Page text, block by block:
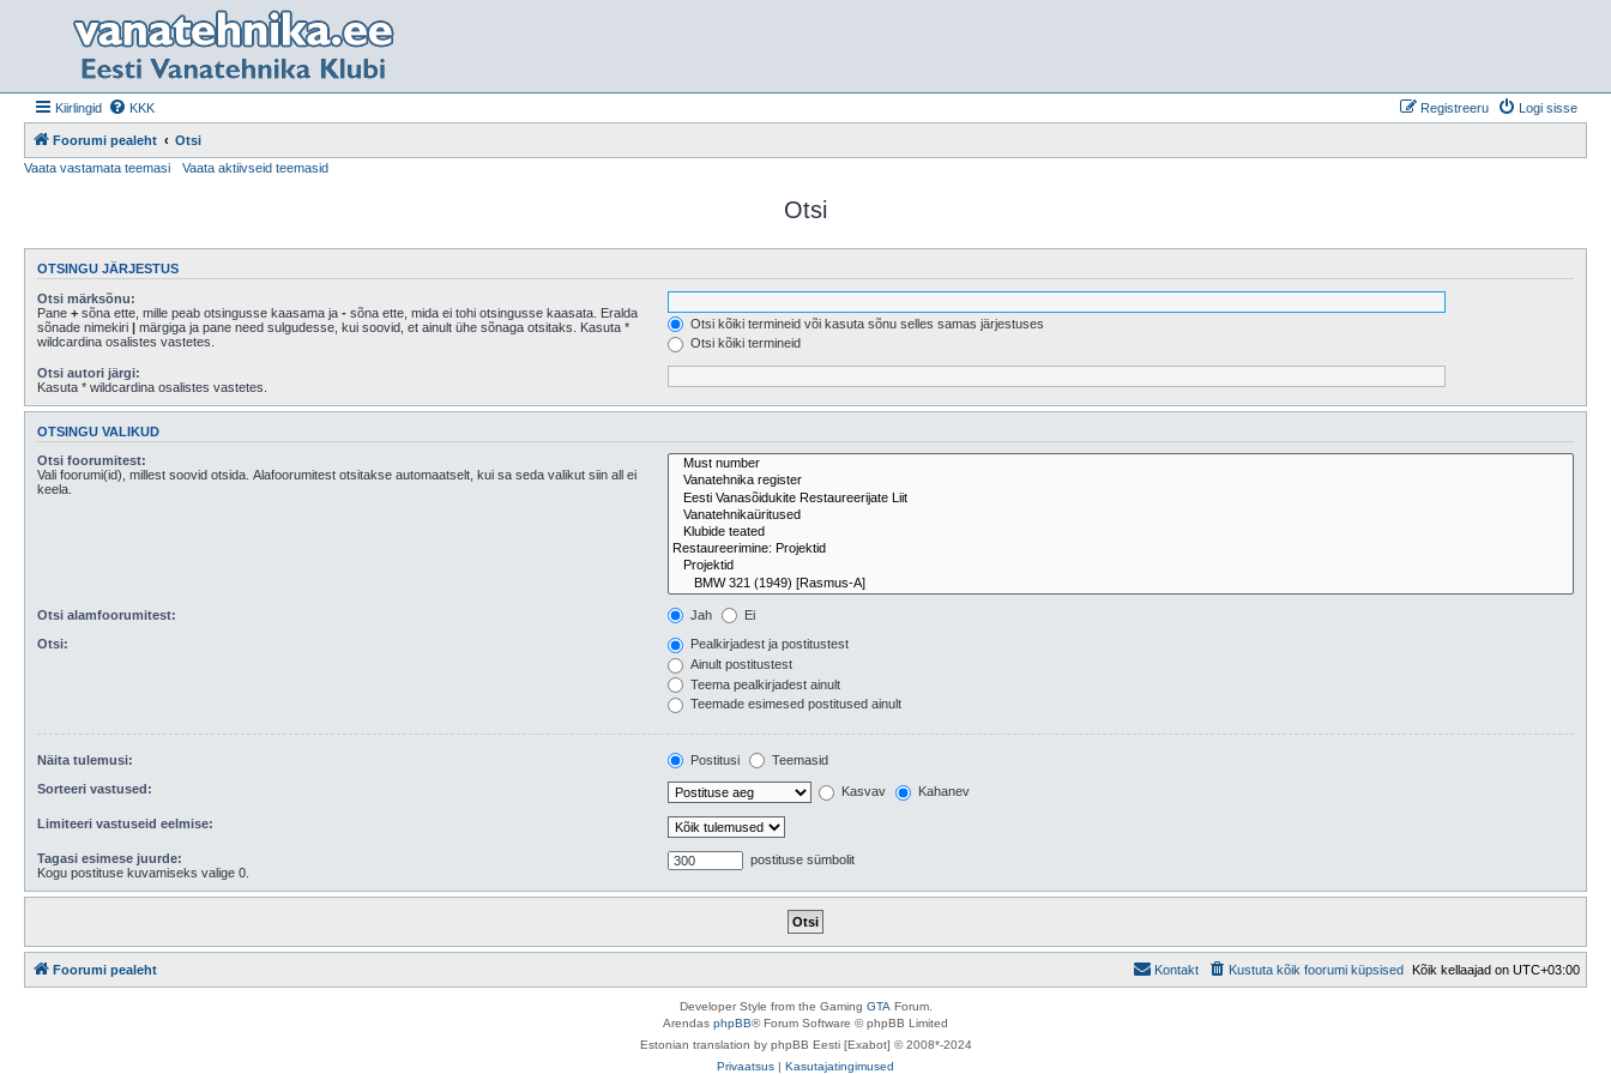
Kiirlingid KKK Logi sisse
Registreeru
Foorumi pealeht
Otsi
Vaata vastamata teemasi
Vaata aktiivseid teemasid
Otsi
OTSINGU JÄRJESTUS
Otsi märksõnu:
Pane + sõna ette, mille peab otsingusse kaasama ja - sõna ette, mida ei tohi otsingusse kaasata. Eralda
sõnade nimekiri | märgiga ja pane need sulgudesse, kui soovid, et ainult ühe sõnaga otsitaks. Kasuta *
wildcardina osalistes vastetes.
Otsi kõiki termineid või kasuta sõnu selles samas järjestuses
Otsi kõiki termineid
Otsi autori järgi:
Kasuta * wildcardina osalistes vastetes.
OTSINGU VALIKUD
Otsi foorumitest:
Vali foorumi(id), millest soovid otsida. Alafoorumitest otsitakse automaatselt, kui sa seda valikut siin all ei
keela.
Otsi alamfoorumitest: Jah Ei
Otsi:
Pealkirjadest ja postitustest
Ainult postitustest
Teema pealkirjadest ainult
Teemade esimesed postitused ainult
Näita tulemusi: Postitusi Teemasid
Sorteeri vastused: Kasvav Kahanev
Limiteeri vastuseid eelmise:
Tagasi esimese juurde:
Kogu postituse kuvamiseks valige 0.
postituse sümbolit
Foorumi pealeht Kõik kellaajad on UTC+03:00
Kustuta kõik foorumi küpsised
Kontakt
Developer Style from the Gaming GTAForum.
Arendas phpBB® Forum Software © phpBB Limited
Estonian translation by phpBB Eesti [Exabot] © 2008*-2024
Privaatsus
Kasutajatingimused